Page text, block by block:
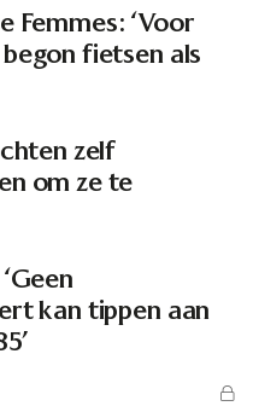
Femmes: ‘Voor
fietsen als
zelf
om ze te
kan tippen aan